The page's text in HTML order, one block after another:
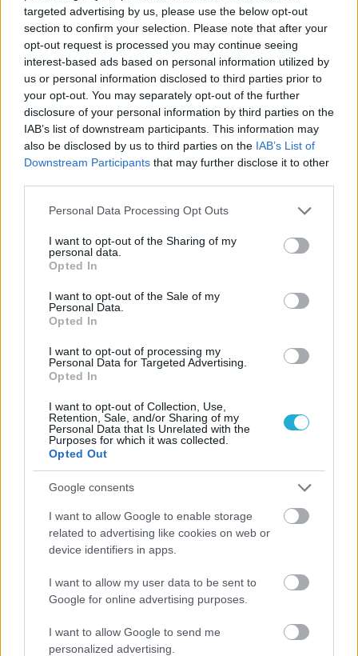
targeted advertising by us, please use the below opt-out
section to confirm your selection. Please note that after your
opt-out request is processed you may continue seeing
interest-based ads based on personal information utilized by
us or personal information disclosed to third parties prior to
your opt-out. You may separately opt-out of the further
disclosure of your personal information by third parties on the
IAB’s list of downstream participants. This information may
also be disclosed by us to third parties on the IAB’s List of
Downstream Participants that may further disclose it to other
Please note that this website/app uses one or more Google
not limited to your visit or usage behaviour. You may click to
grant or deny consent to Google and its third-party tags to
use your data for below specified purposes in below Google
consent section.
Personal Data Processing Opt Outs
I want to opt-out of the Sharing of my
personal data.
Opted In
I want to opt-out of the Sale of my
Personal Data.
Opted In
I want to opt-out of processing my
Personal Data for Targeted Advertising.
Opted In
I want to opt-out of Collection, Use,
Retention, Sale, and/or Sharing of my
Personal Data that Is Unrelated with the
Purposes for which it was collected.
Opted Out
Google consents
I want to allow Google to enable storage
related to advertising like cookies on web or
device identifiers in apps.
I want to allow my user data to be sent to
Google for online advertising purposes.
I want to allow Google to send me
personalized advertising.
02/08/2026
Η Πολωνία λύγισε τις ΗΠΑ στο τάι μπρέικ και
παρέμεινε στην κορυφή του VNL
02/08/2026
Qidong Futures: Στην 3η θέση Ντάλλας, Χατζηνικολάου
ΓΝΩΜΕΣ
ΠΕΝΥ ΡΟΝΤΟΓΙΑΝΝΗ
στο σήμερα: Tο τρίτο
ευρωπαϊκό ραντεβού του
ιστορία
οι σημαντικότερες νίκες του
Α.Ο. Θήρας